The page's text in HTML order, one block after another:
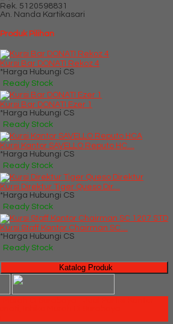
Rek. 5120598831
An. Nanda Kartikasari
Produk Pilihan
Kursi Bar DONATI Rekoz 4
*Harga Hubungi CS
Ready Stock
Kursi Bar DONATI Ezer 1
*Harga Hubungi CS
Ready Stock
Kursi Kantor SAVELLO Reputo HC....
*Harga Hubungi CS
Ready Stock
Kursi Direktur Tiger Queso Dir....
*Harga Hubungi CS
Ready Stock
Kursi Staff Kantor Chairman SC....
*Harga Hubungi CS
Ready Stock
Katalog Produk